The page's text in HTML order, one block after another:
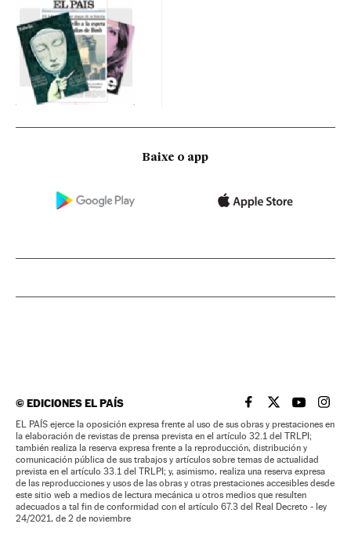
Baixe o app
©EDICIONES EL PAÍS EL PAÍS BRASIL EN
EL PAÍSEL PAÍS
EL
EL PAÍS ejerce la oposición expresa frente al uso de sus obras y prestaciones en
la elaboración de revistas de prensa prevista en el artículo 32.1 del TRLPI;
también realiza la reserva expresa frente a la reproducción, distribución y
comunicación pública de sus trabajos y artículos sobre temas de actualidad
prevista en el artículo 33.1 del TRLPI; y, asimismo, realiza una reserva expresa
de las reproducciones y usos de las obras y otras prestaciones accesibles desde
este sitio web a medios de lectura mecánica u otros medios que resulten
adecuados a tal fin de conformidad con el artículo 67.3 del Real Decreto - ley
24/2021, de 2 de noviembre